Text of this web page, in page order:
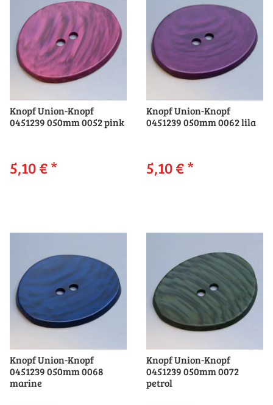
Knopf Union-Knopf
0451239 050mm 0052 pink
5,10 €*
Knopf Union-Knopf
0451239 050mm 0062 lila
5,10 €*
Knopf Union-Knopf
0451239 050mm 0068
marine
Knopf Union-Knopf
0451239 050mm 0072
petrol